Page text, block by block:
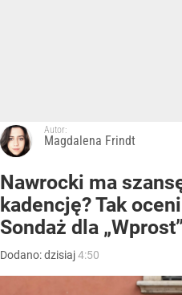
Autor:
Magdalena Frindt
Nawrocki ma
kadencję? Tak
Sondaż dla „Wprost”
Dodano:dzisiaj4:50